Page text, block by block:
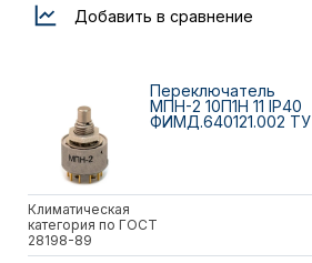
Добавить в сравнение
Переключатель
МПН-2 10П1Н 11 IP40
ФИМД.640121.002 ТУ
Климатическая
категория по ГОСТ
28198-89